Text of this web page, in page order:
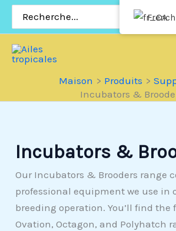
Passer
Maison Produits
Incubators &
Incubators &
Our Incubators & Brooders range
professional equipment we use in
breeding operation. You’ll find the
Ovation, Octagon, and Polyhatch